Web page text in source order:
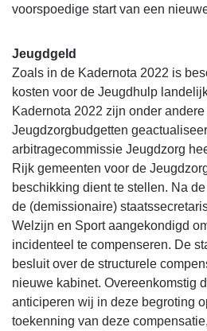
voorspoedige start van een
Jeugdgeld
Zoals in de Kadernota 2022 is
kosten voor de Jeugdhulp
Kadernota 2022 zijn onder
Jeugdzorgbudgetten
arbitragecommissie Jeugdzorg
Rijk gemeenten voor de
beschikking dient te stellen. Na
de (demissionaire)
Welzijn en Sport aangekondigd
incidenteel te compenseren. De
besluit over de structurele
nieuwe kabinet. Overeenkomstig
anticiperen wij in deze begroting
toekenning van deze